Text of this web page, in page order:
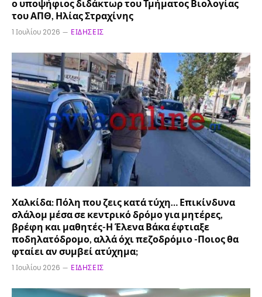
ο υποψήφιος διδάκτωρ του Τμήματος Βιολογίας
του ΑΠΘ, Ηλίας Στραχίνης
1 Ιουλίου 2026 ΕΙΔΉΣΕΙΣ
Χαλκίδα: Πόλη που ζεις κατά τύχη… Επικίνδυνα
σλάλομ μέσα σε κεντρικό δρόμο για μητέρες,
βρέφη και μαθητές-Η Έλενα Βάκα έφτιαξε
ποδηλατόδρομο, αλλά όχι πεζοδρόμιο -Ποιος θα
φταίει αν συμβεί ατύχημα;
1 Ιουλίου 2026 ΕΙΔΉΣΕΙΣ